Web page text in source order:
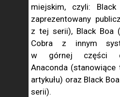
miejskim, czyli:
zaprezentowany
z tej serii), Black Boa
Cobra z innym
w górnej części
Anaconda
artykułu) oraz Black
serii).